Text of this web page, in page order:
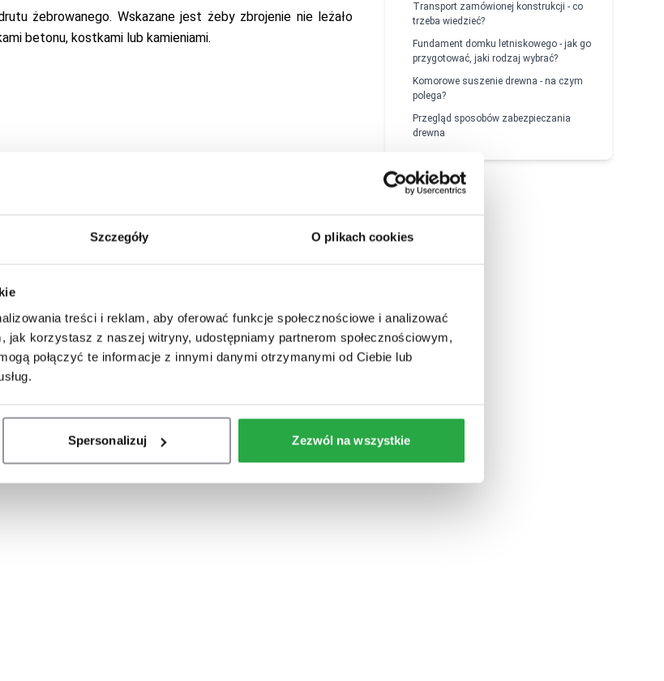
Szczegóły O plikach cookies
treści i reklam, aby oferować funkcje społecznościowe i analizować
jak korzystasz z naszej witryny, udostępniamy partnerom społecznościowym,
połączyć te informacje z innymi danymi otrzymanymi od Ciebie lub
Spersonalizuj Zezwól na wszystkie
żebrowanego. Wskazane jest żeby zbrojenie nie leżało
betonu, kostkami lub kamieniami.
ścian nośnych zbrojenia dwuwarstwowego. W tak
z tradycyjnego zbrojenia prętami i zamówić beton z
Transport zamówionej konstrukcji - co
trzeba wiedzieć?
Fundament domku letniskowego - jak go
przygotować, jaki rodzaj wybrać?
Komorowe suszenie drewna - na czym
polega?
Przegląd sposobów zabezpieczania
drewna